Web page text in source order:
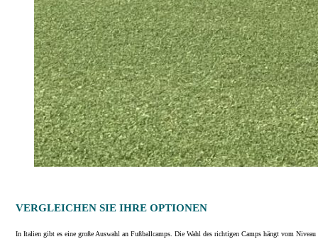
VERGLEICHEN SIE IHRE OPTIONEN
In Italien gibt es eine große Auswahl an Fußballcamps. Die Wahl des richtigen Camps hängt vom